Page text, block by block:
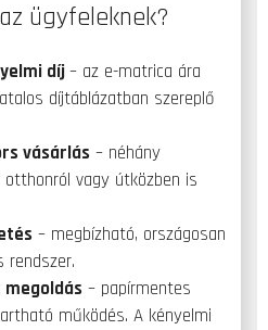
ügyfeleknek?
díj– az e-matrica ára
díjtáblázatban szereplő
vásárlás – néhány
vagy útközben is
– megbízható, országosan
rendszer.
– papírmentes
működés. A kényelmi